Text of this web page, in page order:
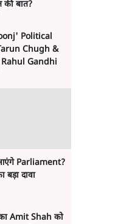
की बात?
Political
Chugh &
Gandhi
Parliament?
दावा
Amit Shah को